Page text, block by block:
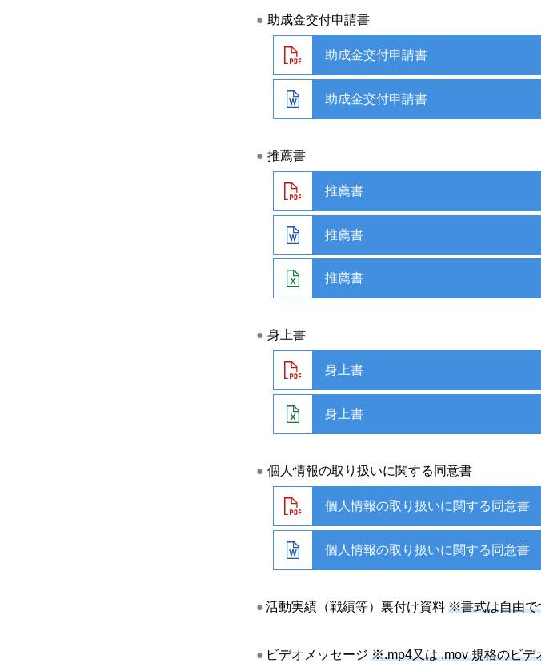
助成金交付申請書
助成金交付申請書
助成金交付申請書
推薦書
推薦書
推薦書
推薦書
身上書
身上書
身上書
個人情報の取り扱いに関する同意書
個人情報の取り扱いに関する同意書
個人情報の取り扱いに関する同意書
活動実績（戦績等）裏付け資料 ※書式は自由で
ビデオメッセージ ※.mp4又は .mov 規格のビデ